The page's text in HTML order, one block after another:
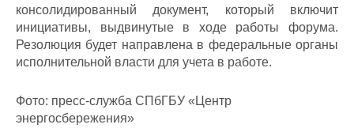
консолидированный документ, который включит
инициативы, выдвинутые в ходе работы форума.
Резолюция будет направлена в федеральные органы
исполнительной власти для учета в работе.
Фото: пресс-служба СПбГБУ «Центр
энергосбережения»